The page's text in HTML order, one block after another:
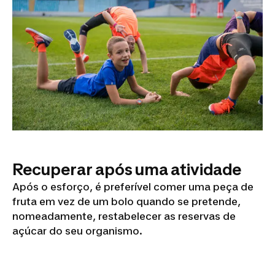
Recuperar após uma atividade
Após o esforço, é preferível comer uma peça de
fruta em vez de um bolo quando se pretende,
nomeadamente, restabelecer as reservas de
açúcar do seu organismo.